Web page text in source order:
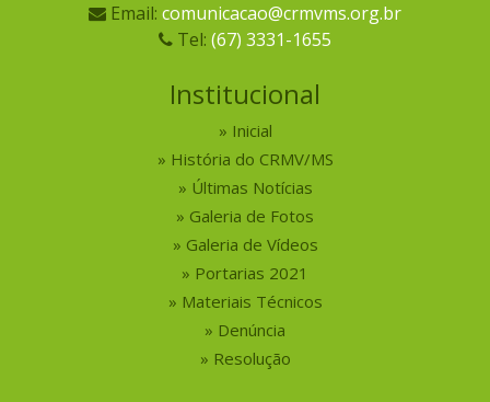
Email: comunicacao@crmvms.org.br
Tel: (67) 3331-1655
Institucional
Inicial
História do CRMV/MS
Últimas Notícias
Galeria de Fotos
Galeria de Vídeos
Portarias 2021
Materiais Técnicos
Denúncia
Resolução